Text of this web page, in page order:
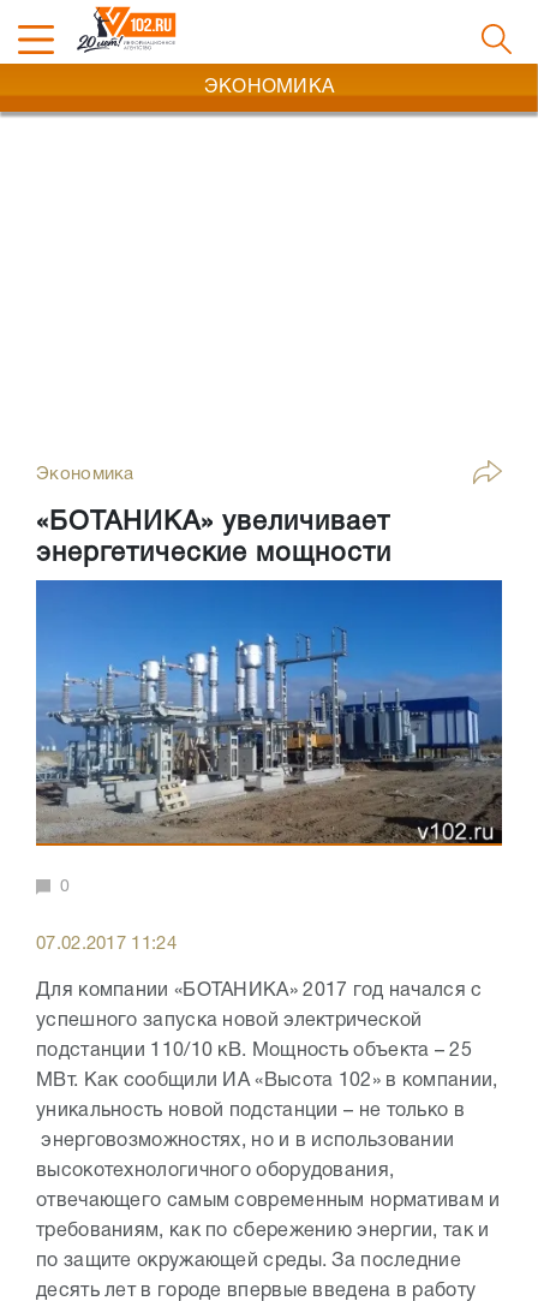
ЭКОНОМИКА
Экономика
«БОТАНИКА» увеличивает
энергетические мощности
0
07.02.2017 11:24
Для компании «БОТАНИКА» 2017 год начался с
успешного запуска новой электрической
подстанции 110/10 кВ. Мощность объекта – 25
МВт. Как сообщили ИА «Высота 102» в компании,
уникальность новой подстанции – не только в
энерговозможностях, но и в использовании
высокотехнологичного оборудования,
отвечающего самым современным нормативам и
требованиям, как по сбережению энергии, так и
по защите окружающей среды. За последние
десять лет в городе впервые введена в работу